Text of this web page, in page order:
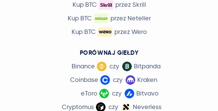
Kup BTC
przez Skrill
Kup BTC
przez Neteller
Kup BTC
przez Wero
PORÓWNAJ GIEŁDY
Binance czy
Bitpanda
Coinbase
czy
Kraken
eToro
czy
Bitvavo
Cryptomus
czy Neverless